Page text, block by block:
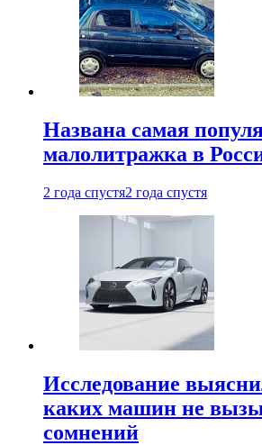
Названа самая
малолитражка в
2 года спустя2 года спустя
Исследование
каких машин не
сомнений